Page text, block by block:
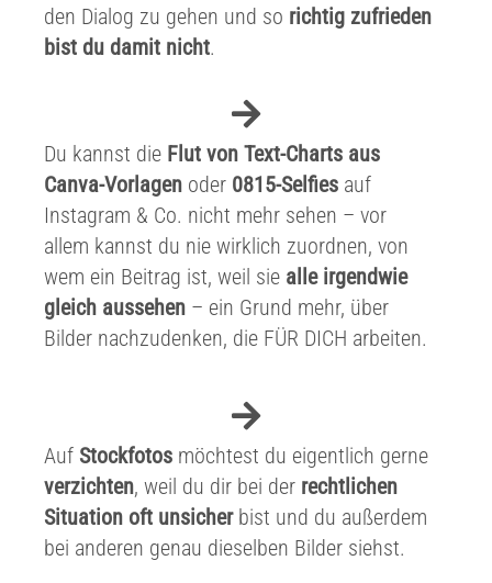
den Dialog zu gehen und so richtig zufrieden
bist du damit nicht.
Du kannst die Flut von Text-Charts aus
Canva-Vorlagen oder 0815-Selfies auf
Instagram & Co. nicht mehr sehen – vor
allem kannst du nie wirklich zuordnen, von
wem ein Beitrag ist, weil sie alle irgendwie
gleich aussehen – ein Grund mehr, über
Bilder nachzudenken, die FÜR DICH arbeiten.
Auf Stockfotos möchtest du eigentlich gerne
verzichten, weil du dir bei der rechtlichen
Situation oft unsicherbist und du außerdem
bei anderen genau dieselben Bilder siehst.